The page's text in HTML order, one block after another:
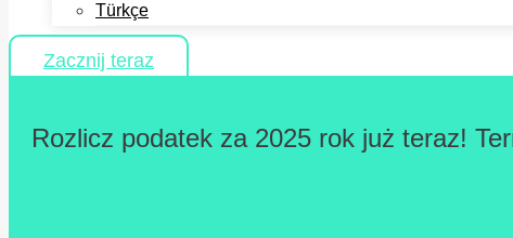
Türkçe
Zacznij teraz
Rozlicz podatek za 2025 rok już teraz!